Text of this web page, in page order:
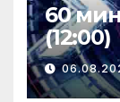
60
(12:00)